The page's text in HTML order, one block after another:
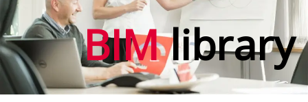
BIMlibrary